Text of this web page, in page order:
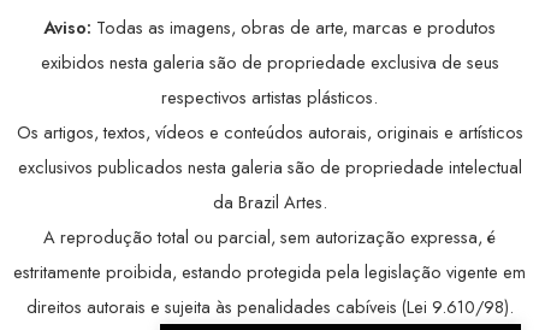
Aviso: Todas as imagens, obras de arte, marcas e produtos
exibidos nesta galeria são de propriedade exclusiva de seus
respectivos artistas plásticos.
Os artigos, textos, vídeos e conteúdos autorais, originais e artísticos
exclusivos publicados nesta galeria são de propriedade intelectual
da Brazil Artes.
A reprodução total ou parcial, sem autorização expressa, é
estritamente proibida, estando protegida pela legislação vigente em
direitos autorais e sujeita às penalidades cabíveis (Lei 9.610/98).